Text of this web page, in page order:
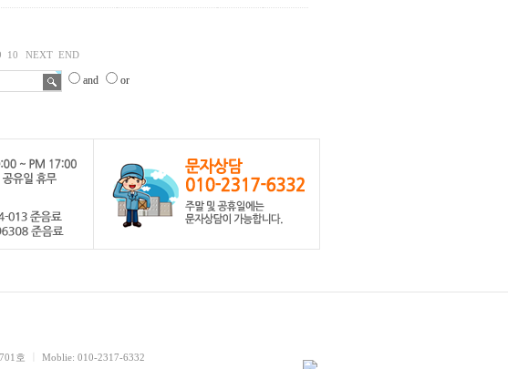
10 NEXT END
and or
호
Moblie: 010-2317-6332